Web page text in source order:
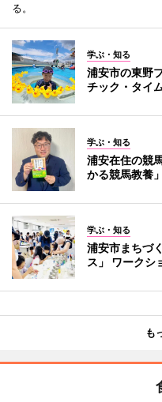
る。
学ぶ・知る
浦安市の東野
チック・タイ
学ぶ・知る
浦安在住の競
かる競馬教養
学ぶ・知る
浦安市まちづ
ス」 ワークシ
も